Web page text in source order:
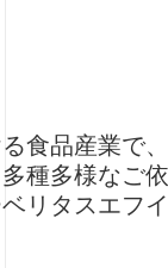
食品産業で
種多様なご
リタスエフ